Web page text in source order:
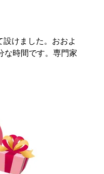
けました。おおよ
な時間です。専門家